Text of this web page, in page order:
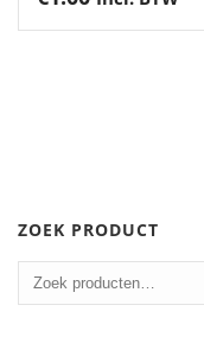
ZOEK PRODUCT